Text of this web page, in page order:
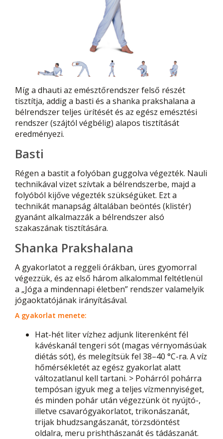
Míg a dhauti az emésztőrendszer felső részét
tisztítja, addig a basti és a shanka prakshalana a
bélrendszer teljes ürítését és az egész emésztési
rendszer (szájtól végbélig) alapos tisztítását
eredményezi.
Basti
Régen a bastit a folyóban guggolva végezték. Nauli
technikával vizet szívtak a bélrendszerbe, majd a
folyóból kijőve végezték szükségüket. Ezt a
technikát manapság általában beöntés (klistér)
gyanánt alkalmazzák a bélrendszer alsó
szakaszának tisztítására.
Shanka Prakshalana
A gyakorlatot a reggeli órákban, üres gyomorral
végezzük, és az első három alkalommal feltétlenül
a „Jóga a mindennapi életben” rendszer valamelyik
jógaoktatójának irányításával.
A gyakorlat menete:
Hat-hét liter vízhez adjunk literenként fél
kávéskanál tengeri sót (magas vérnyomásúak
diétás sót), és melegítsük fel 38–40 °C-ra. A víz
hőmérsékletét az egész gyakorlat alatt
változatlanul kell tartani. > Pohárról pohárra
tempósan igyuk meg a teljes vízmennyiséget,
és minden pohár után végezzünk öt nyújtó-,
illetve csavarógyakorlatot, trikonászanát,
trijak bhudzsangászanát, törzsdöntést
oldalra, meru prishthászanát és tádászanát.